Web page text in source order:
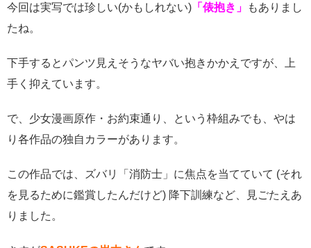
今回は実写では珍しい(かもしれない) 「俵抱き」
もありまし
たね。
下手するとパンツ見えそうなヤバい抱きかかえですが、上
手く抑えています。
で、少女漫画原作・お約束通り、という枠組みでも、やは
り各作品の独自カラーがあります。
この作品では、ズバリ「消防士」に焦点を当てていて (それ
を見るために鑑賞したんだけど) 降下訓練など、見ごたえあ
りました。